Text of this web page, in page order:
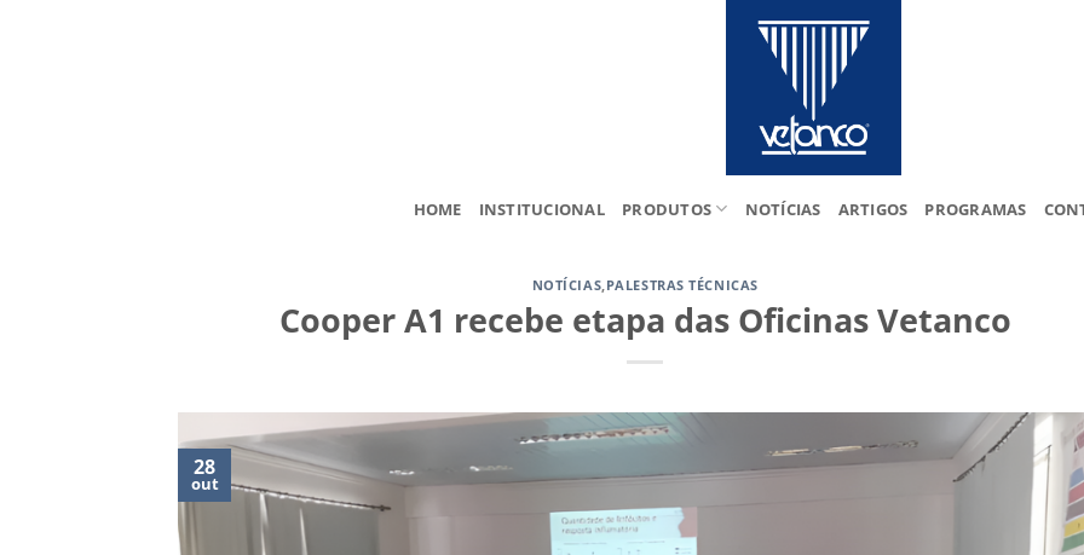
HOME INSTITUCIONAL PRODUTOS NOTÍCIAS ARTIGOS PROGRAMAS
NOTÍCIAS,PALESTRAS TÉCNICAS
Cooper A1 recebe etapa das Oficinas Vetanco
28
out